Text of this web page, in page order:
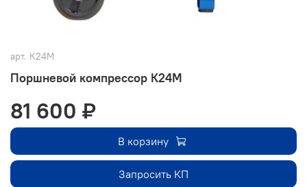
арт. К24М
Поршневой компрессор К24М
81 600 ₽
В корзину
Запросить КП